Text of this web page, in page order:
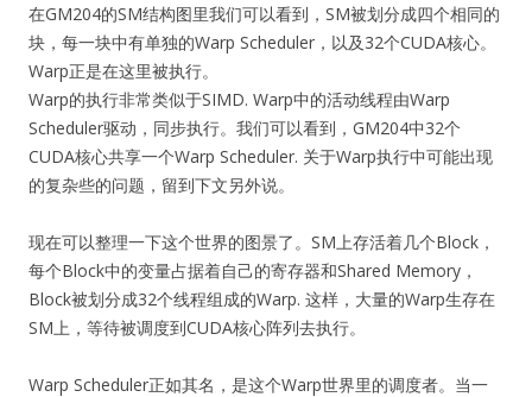
在GM204的SM结构图里我们可以看到，SM被划分成四个相同的
块，每一块中有单独的Warp Scheduler，以及32个CUDA核心。
Warp正是在这里被执行。
Warp的执行非常类似于SIMD. Warp中的活动线程由Warp
Scheduler驱动，同步执行。我们可以看到，GM204中32个
CUDA核心共享一个Warp Scheduler. 关于Warp执行中可能出现
的复杂些的问题，留到下文另外说。
现在可以整理一下这个世界的图景了。SM上存活着几个Block，
每个Block中的变量占据着自己的寄存器和Shared Memory，
Block被划分成32个线程组成的Warp. 这样，大量的Warp生存在
SM上，等待被调度到CUDA核心阵列去执行。
Warp Scheduler正如其名，是这个Warp世界里的调度者。当一